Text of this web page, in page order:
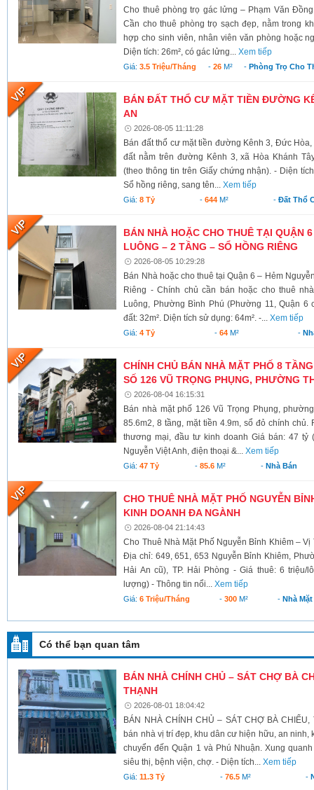
Cho thuê phòng trọ gác lửng – Phạm Văn
Cần cho thuê phòng trọ sạch đẹp, nằm trong
hợp cho sinh viên, nhân viên văn phòng hoặc
Diện tích: 26m², có gác lửng...Xem tiếp
Giá:3.5 Triệu/tháng - 26M² -Phòng Trọ Cho
BÁN ĐẤT THỔ CƯ MẶT TIỀN ĐƯỜNG
AN
2026-08-05 11:11:28
Bán đất thổ cư mặt tiền đường Kênh 3, Đức
đất nằm trên đường Kênh 3, xã Hòa Khánh
(theo thông tin trên Giấy chứng nhận). - Diện
Sổ hồng riêng, sang tên...Xem tiếp
Giá:8 Tỷ -644 M² - Đất Thổ
BÁN NHÀ HOẶC CHO THUÊ TẠI QUẬN
LUÔNG – 2 TẦNG – SỔ HỒNG RIÊNG
2026-08-05 10:29:28
Bán Nhà hoặc cho thuê tại Quận 6 – Hẻm
Riêng - Chính chủ cần bán hoặc cho thuê
Luông, Phường Bình Phú (Phường 11, Quận 6
đất: 32m². Diện tích sử dụng: 64m². -...Xem tiếp
Giá:4 Tỷ - 64M² -
CHÍNH CHỦ BÁN NHÀ MẶT PHỐ 8
SỐ 126 VŨ TRỌNG PHỤNG, PHƯỜNG
2026-08-04 16:15:31
Bán nhà mặt phố 126 Vũ Trọng Phụng,
85.6m2, 8 tầng, mặt tiền 4.9m, sổ đỏ chính
thương mại, đầu tư kinh doanh Giá bán: 47
Nguyễn Việt Anh, điện thoại &...Xem tiếp
Giá:47 Tỷ - 85.6M² - Nhà Bán
CHO THUÊ NHÀ MẶT PHỐ NGUYỄN
KINH DOANH ĐA NGÀNH
2026-08-04 21:14:43
Cho Thuê Nhà Mặt Phố Nguyễn Bỉnh Khiêm –
Địa chỉ: 649, 651, 653 Nguyễn Bỉnh Khiêm,
Hải An cũ), TP. Hải Phòng - Giá thuê: 6 triệu/
lượng) - Thông tin nổi...Xem tiếp
Giá:6 Triệu/tháng -300 M² - Nhà
Có thể bạn quan tâm
BÁN NHÀ CHÍNH CHỦ – SÁT CHỢ BÀ
THẠNH
2026-08-01 18:04:42
BÁN NHÀ CHÍNH CHỦ – SÁT CHỢ BÀ
bán nhà vị trí đẹp, khu dân cư hiện hữu, an ninh,
chuyển đến Quận 1 và Phú Nhuận. Xung
siêu thị, bệnh viện, chợ. - Diện tích...Xem tiếp
Giá:11.3 Tỷ - 76.5M² -